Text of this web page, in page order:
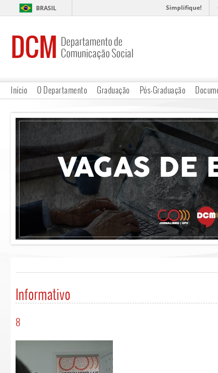
BRASIL Simplifique!
DCM Departamento de
Comunicação Social
Início O Departamento Graduação Pós-Graduação
Informativo
8